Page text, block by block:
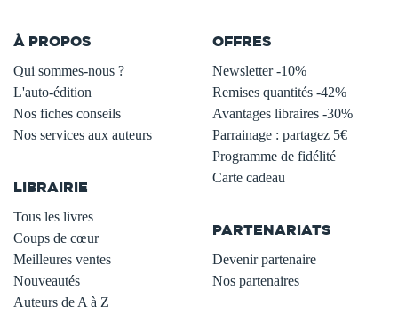
À PROPOS
Qui sommes-nous ?
L'auto-édition
Nos fiches conseils
Nos services aux auteurs
LIBRAIRIE
Tous les livres
Coups de cœur
Meilleures ventes
Nouveautés
Auteurs de A à Z
OFFRES
Newsletter -10%
Remises quantités -42%
Avantages libraires -30%
Parrainage : partagez 5€
Programme de fidélité
Carte cadeau
PARTENARIATS
Devenir partenaire
Nos partenaires